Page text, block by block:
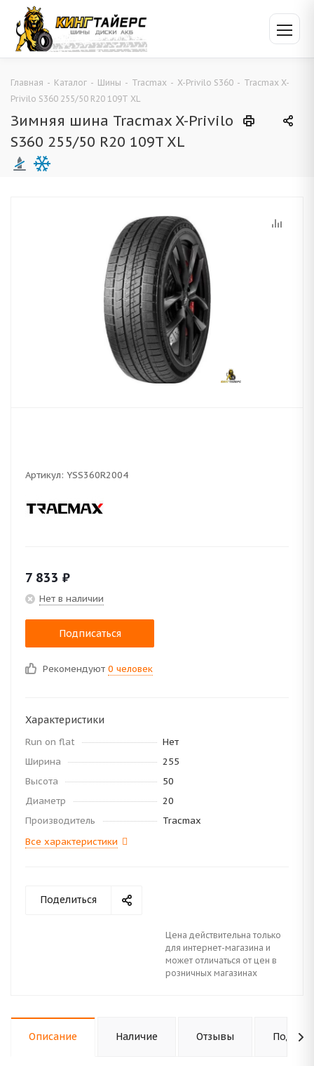
Главная - Каталог - Шины - Tracmax - X-Privilo S360 - Tracmax X-
Privilo S360 255/50 R20 109T XL
Зимняя шина Tracmax X-Privilo
S360 255/50 R20 109T XL
Артикул: YSS360R2004
7 833 ₽
Нет в наличии
Подписаться
Рекомендуют 0 человек
Характеристики
Run on flat
Нет
Ширина
255
Высота
50
Диаметр
20
Производитель
Tracmax
Все характеристики
Поделиться
Цена действительна только
для интернет-магазина и
может отличаться от цен в
розничных магазинах
Описание Наличие Отзывы